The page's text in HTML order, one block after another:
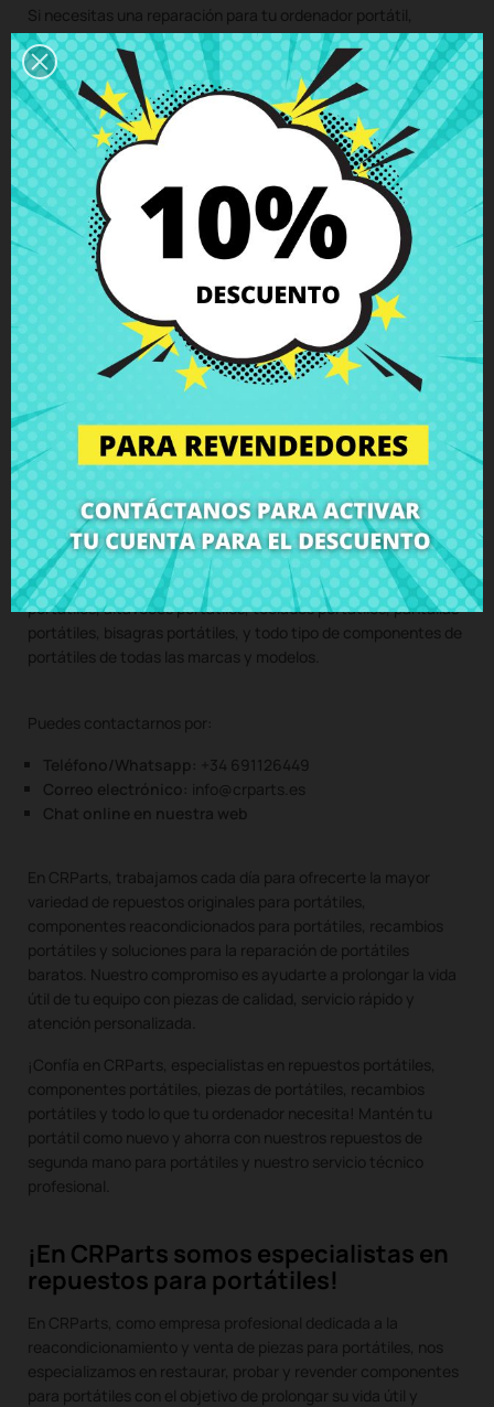
Si necesitas una reparación para tu ordenador portátil,
puedes solicitarla fácilmente a nuestro servicio técnico. Te
enviaremos un presupuesto personalizado sin compromiso.
Con nuestro servicio de montaje, solo tienes que comprar el
repuesto para tu portátil, nos encargamos de recoger tu
equipo, montamos el componente en nuestro taller
especializado y te devolvemos el ordenador con el repuesto
Cámara integrada HP 250 255 G4 Stream 14-ax Pavilion 14-
ac 15-ac 15-af 15-ay 15-ba
perfectamente instalado a tu
domicilio. Así, te aseguras de que todos los componentes
portátiles sean instalados por profesionales, manteniendo la
integridad y el rendimiento de tu equipo.
Haga clic aquí para solicitar el servicio de reparación
(Servicio disponible solo en España peninsular y Baleares!)
¿No estás seguro de si este repuesto es compatible con tu
modelo de portátil? No te preocupes. Nuestro equipo de
soporte técnico está a tu disposición para resolver cualquier
duda sobre repuestos portátiles, compatibilidades o cualquier
otro aspecto relacionado con los componentes portátiles de
tu equipo. En CRParts, somos expertos en reparación de
portátiles, venta de piezas de portátiles, carcasas para
portátiles, altavoces portátiles, teclados portátiles, pantallas
portátiles, bisagras portátiles, y todo tipo de componentes de
portátiles de todas las marcas y modelos.
Puedes contactarnos por:
Teléfono/Whatsapp:
+34 691126449
Correo electrónico: info@crparts.es
Chat online en nuestra web
En CRParts, trabajamos cada día para ofrecerte la mayor
variedad de repuestos originales para portátiles,
componentes reacondicionados para portátiles, recambios
portátiles y soluciones para la reparación de portátiles
baratos. Nuestro compromiso es ayudarte a prolongar la vida
útil de tu equipo con piezas de calidad, servicio rápido y
atención personalizada.
¡Confía en CRParts, especialistas en repuestos portátiles,
componentes portátiles, piezas de portátiles, recambios
portátiles y todo lo que tu ordenador necesita! Mantén tu
portátil como nuevo y ahorra con nuestros repuestos de
segunda mano para portátiles y nuestro servicio técnico
profesional.
¡En CRParts somos especialistas en
repuestos para portátiles!
En CRParts, como empresa profesional dedicada a la
reacondicionamiento y venta de piezas para portátiles, nos
especializamos en restaurar, probar y revender componentes
para portátiles con el objetivo de prolongar su vida útil y